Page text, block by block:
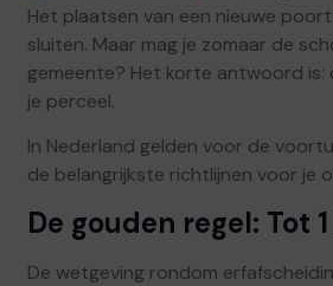
Het plaatsen van een nieuwe
sluiten. Maar mag je zomaar de
gemeente? Het korte antwoord
je perceel.
In Nederland gelden voor de
de belangrijkste richtlijnen voor je
De gouden regel: Tot
De wetgeving rondom